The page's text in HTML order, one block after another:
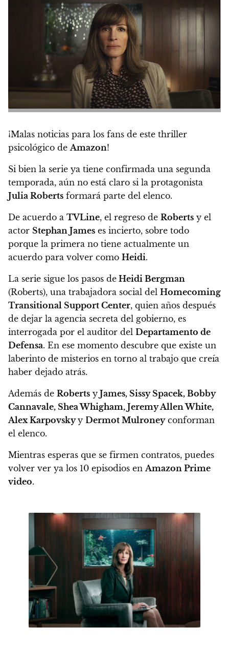
¡Malas noticias para los fans de este thriller
psicológico deAmazon!
Si bien la serie ya tiene confirmada una segunda
temporada, aún no está claro si la protagonista
Julia Roberts formará parte del elenco.
De acuerdo a TVLine, el regreso de Roberts y el
actor Stephan James es incierto, sobre todo
porque la primera no tiene actualmente un
acuerdo para volver como Heidi.
La serie sigue los pasos de Heidi Bergman
(Roberts), una trabajadora social del Homecoming
Transitional Support Center, quien años después
de dejar la agencia secreta del gobierno, es
interrogada por el auditor del Departamento de
Defensa. En ese momento descubre que existe un
laberinto de misterios en torno al trabajo que creía
haber dejado atrás.
Además de Roberts y James, Sissy Spacek, Bobby
Cannavale, Shea Whigham, Jeremy Allen White,
Alex Karpovskyy Dermot Mulroneyconforman
el elenco.
Mientras esperas que se firmen contratos, puedes
volver ver ya los 10 episodios enAmazon Prime
video.